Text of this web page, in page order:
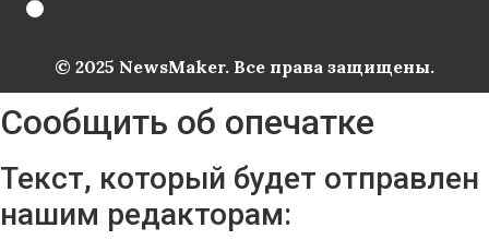
© 2025 NewsMaker. Все права защищены.
Сообщить об опечатке
Текст, который будет отправлен
нашим редакторам: